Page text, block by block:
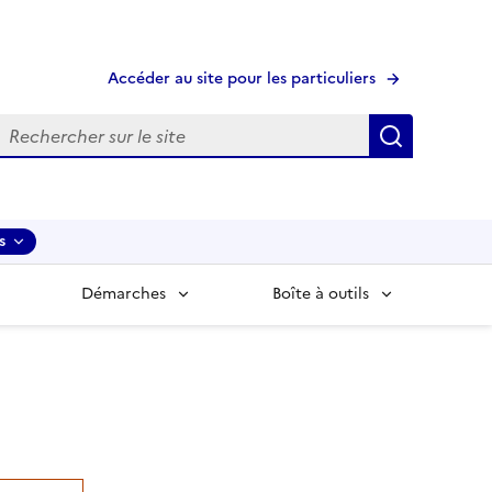
Accéder au site pour les particuliers
Recherche
Démarches Boîte à outils